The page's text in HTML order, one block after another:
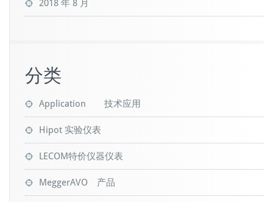
2018 年 8 月
分类
Application 技术应用
Hipot 实验仪表
LECOM特价仪器仪表
MeggerAVO 产品